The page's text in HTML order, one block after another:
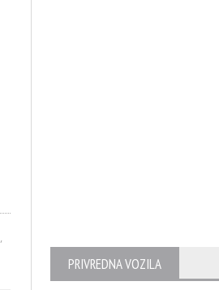
,
PRIVREDNA VOZILA